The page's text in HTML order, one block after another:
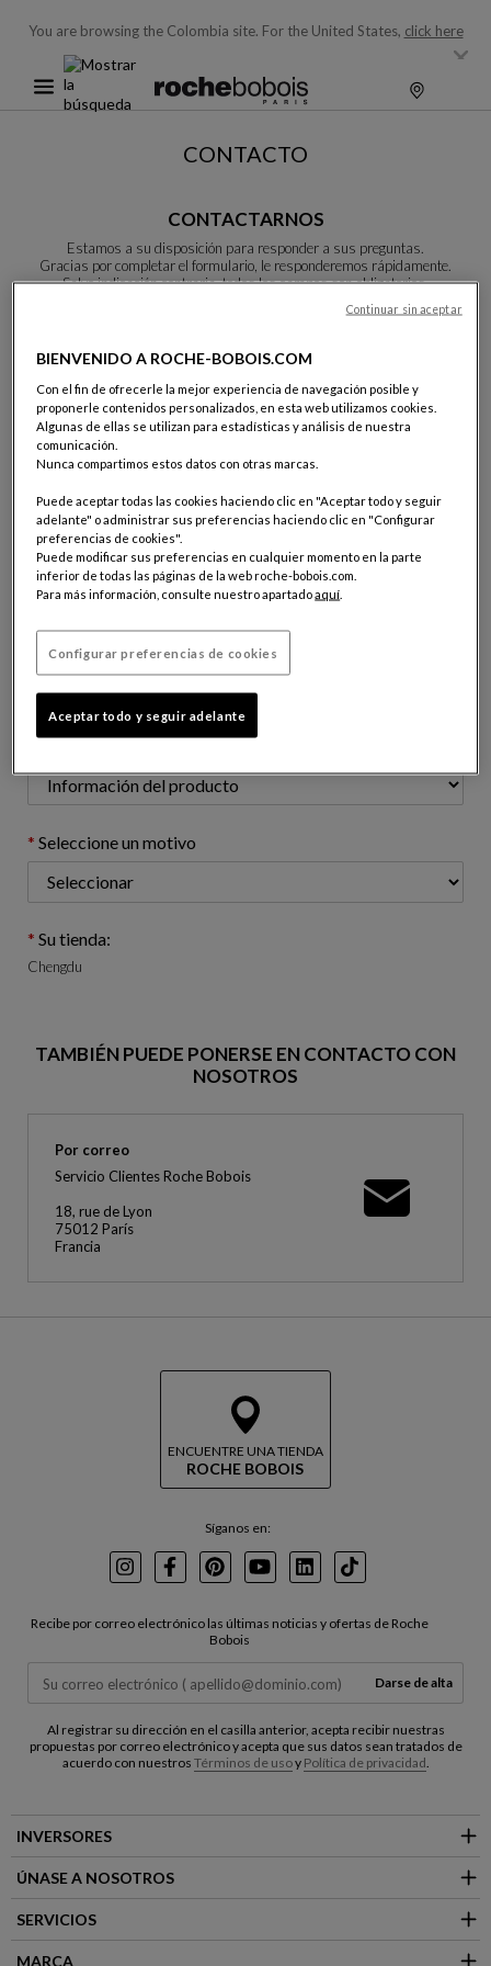
You are browsing the Colombia site. For the United States, click here
CONTACTO
CONTACTARNOS
Estamos a su disposición para responder a sus preguntas.
Gracias por completar el formulario, le responderemos rápidamente.
Salvo indicación contraria, todos los campos son obligatorios.
Apellidos:
Nombre:
Dirección email (apellido@dominio.com)
Número de teléfono: (opcional)
Asunto de su solicitud:
Seleccione un motivo
Su tienda:
Chengdu
TAMBIÉN PUEDE PONERSE EN CONTACTO CON
NOSOTROS
Por correo
Servicio Clientes Roche Bobois
18, rue de Lyon
75012 París
Francia
ENCUENTRE UNA TIENDA
ROCHE BOBOIS
Síganos en:
InstagramFacebookPinterest
YoutubeLinkedInTikTok
Recibe por correo electrónico las últimas noticias y ofertas de Roche
Bobois
Darse de alta
Al registrar su dirección en el casilla anterior, acepta recibir nuestras
propuestas por correo electrónico y acepta que sus datos sean tratados de
acuerdo con nuestros Términos de usoy Política de privacidad
INVERSORES
ÚNASE A NOSOTROS
SERVICIOS
MARCA
BIENVENIDO A ROCHE-BOBOIS.COM
Con el fin de ofrecerle la mejor experiencia de navegación posible y
proponerle contenidos personalizados, en esta web utilizamos cookies.
Algunas de ellas se utilizan para estadísticas y análisis de nuestra
comunicación.
Nunca compartimos estos datos con otras marcas.
Puede aceptar todas las cookies haciendo clic en "Aceptar todo y seguir
adelante" o administrar sus preferencias haciendo clic en "Configurar
preferencias de cookies".
Puede modificar sus preferencias en cualquier momento en la parte
inferior de todas las páginas de la web roche-bobois.com.
Para más información, consulte nuestro apartadoaquí
Configurar preferencias de cookies
Aceptar todo y seguir adelante
Continuar sin aceptar